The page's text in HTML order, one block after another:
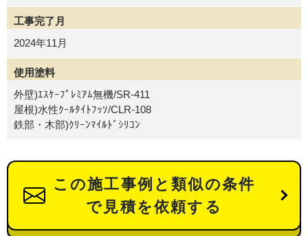
工事完了月
2024年11月
使用塗料
外壁)ｴｽｹｰﾌﾟﾚﾐｱﾑ無機/SR-411
屋根)水性ｸｰﾙﾀｲﾄﾌｯｿ/CLR-108
鉄部・木部)ｸﾘｰﾝﾏｲﾙﾄﾞｼﾘｺﾝ
この施工事例と類似の条件
で見積を依頼する